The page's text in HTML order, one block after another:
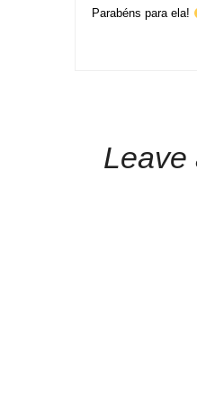
Parabéns para ela!
Leave